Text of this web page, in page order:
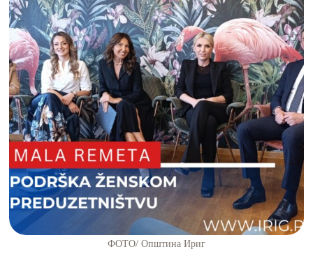
ФОТО/ Општина Ириг